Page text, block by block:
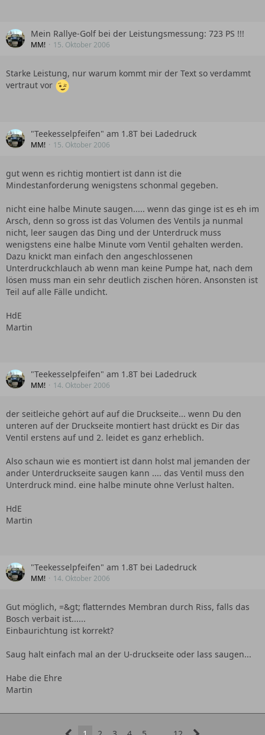
Mein Rallye-Golf bei der Leistungsmessung: 723 PS !!!
MM! 15. Oktober 2006
Starke Leistung, nur warum kommt mir der Text so verdammt
vertraut vor
"Teekesselpfeifen" am 1.8T bei Ladedruck
MM! 15. Oktober 2006
gut wenn es richtig montiert ist dann ist die
Mindestanforderung wenigstens schonmal gegeben.
nicht eine halbe Minute saugen..... wenn das ginge ist es eh im
Arsch, denn so gross ist das Volumen des Ventils ja nunmal
nicht, leer saugen das Ding und der Unterdruck muss
wenigstens eine halbe Minute vom Ventil gehalten werden.
Dazu knickt man einfach den angeschlossenen
Unterdruckchlauch ab wenn man keine Pumpe hat, nach dem
lösen muss man ein sehr deutlich zischen hören. Ansonsten ist
Teil auf alle Fälle undicht.
HdE
Martin
"Teekesselpfeifen" am 1.8T bei Ladedruck
MM! 14. Oktober 2006
der seitleiche gehört auf auf die Druckseite... wenn Du den
unteren auf der Druckseite montiert hast drückt es Dir das
Ventil erstens auf und 2. leidet es ganz erheblich.
Also schaun wie es montiert ist dann holst mal jemanden der
ander Unterdruckseite saugen kann .... das Ventil muss den
Unterdruck mind. eine halbe minute ohne Verlust halten.
HdE
Martin
"Teekesselpfeifen" am 1.8T bei Ladedruck
MM! 14. Oktober 2006
Gut möglich, =&gt; flatterndes Membran durch Riss, falls das
Bosch verbait ist......
Einbaurichtung ist korrekt?
Saug halt einfach mal an der U-druckseite oder lass saugen...
Habe die Ehre
Martin